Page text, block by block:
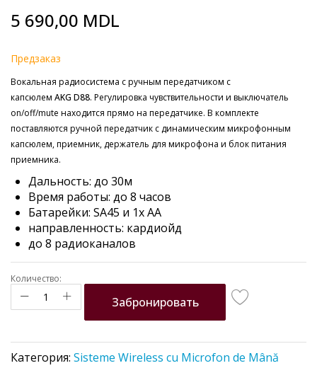
to
beginning
of
the
images
gallery
5 690,00 MDL
Предзаказ
Вокальная радиосистема с ручным передатчиком с
капсюлем AKG D88. Регулировка чувствительности и выключатель
on/off/mute находится прямо на передатчике. В комплекте
поставляются ручной передатчик с динамическим микрофонным
капсюлем, приемник, держатель для микрофона и блок питания
приемника.
Дальность: до 30м
Время работы: до 8 часов
Батарейки: SA45 и 1x AA
направленность: кардиойд
до 8 радиоканалов
Количество:
Забронировать
Категория: Sisteme Wireless cu Microfon de Mână